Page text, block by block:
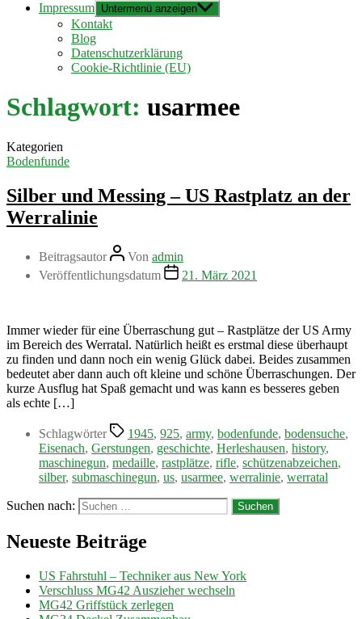
Impressum Untermenü anzeigen
Kontakt
Blog
Datenschutzerklärung
Cookie-Richtlinie (EU)
Schlagwort: usarmee
Kategorien
Bodenfunde
Silber und Messing – US Rastplatz an der
Werralinie
Beitragsautor Von admin
Veröffentlichungsdatum
21. März 2021
Immer wieder für eine Überraschung gut – Rastplätze der US Army
im Bereich des Werratal. Natürlich heißt es erstmal diese überhaupt
zu finden und dann noch ein wenig Glück dabei. Beides zusammen
bedeutet aber dann auch oft kleine und schöne Überraschungen. Der
kurze Ausflug hat Spaß gemacht und was kann es besseres geben
als echte […]
Schlagwörter 1945, 925, army, bodenfunde, bodensuche,
Eisenach, Gerstungen, geschichte, Herleshausen, history,
maschinegun, medaille, rastplätze, rifle, schützenabzeichen,
silber, submaschinegun, us, usarmee, werralinie, werratal
Suchen nach:
Neueste Beiträge
US Fahrstuhl – Techniker aus New York
Verschluss MG42 Auszieher wechseln
MG42 Griffstück zerlegen